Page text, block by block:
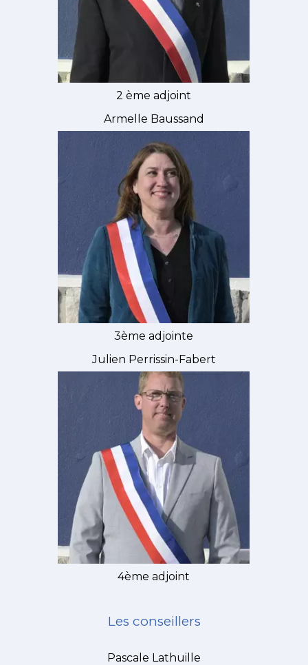
2 ème adjoint
Armelle Baussand
3ème adjointe
Julien Perrissin-Fabert
4ème adjoint
Les conseillers
Pascale Lathuille